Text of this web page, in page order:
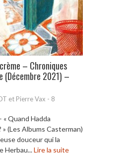
– Chroniques
(Décembre 2021) –
et Pierre Vax - 8
Quand Hadda
(Les Albums Casterman)
douceur qui la
Herbau...Lire la suite